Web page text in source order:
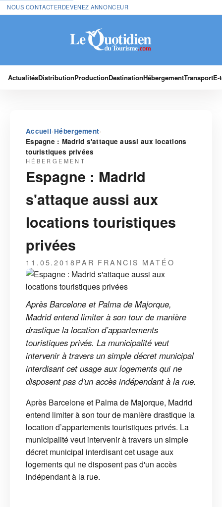
NOUS CONTACTERDEVENEZ ANNONCEUR
ActualitésDistributionProductionDestinationHébergementTransport
Accueil›Hébergement›
Espagne : Madrid s'attaque aussi aux locations
touristiques privées
HÉBERGEMENT
Espagne : Madrid
s'attaque aussi aux
locations touristiques
privées
11.05.2018PAR FRANCIS MATÉO
Après Barcelone et Palma de Majorque,
Madrid entend limiter à son tour de manière
drastique la location d’appartements
touristiques privés. La municipalité veut
intervenir à travers un simple décret municipal
interdisant cet usage aux logements qui ne
disposent pas d'un accès indépendant à la rue.
Après Barcelone et Palma de Majorque, Madrid
entend limiter à son tour de manière drastique la
location d’appartements touristiques privés. La
municipalité veut intervenir à travers un simple
décret municipal interdisant cet usage aux
logements qui ne disposent pas d'un accès
indépendant à la rue.